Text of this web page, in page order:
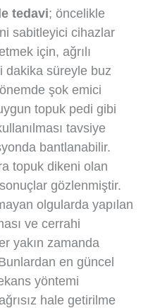
tedavi; öncelikle
sabitleyici cihazlar
için, ağrılı
dakika süreyle buz
şok emici
topuk pedi gibi
tavsiye
bantlanabilir.
topuk dikeni olan
gözlenmiştir.
olgularda yapılan
ve cerrahi
yakın zamanda
en güncel
yöntemi
hale getirilme